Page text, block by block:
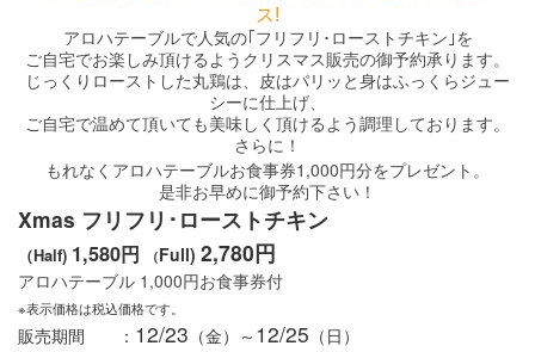
ス!
アロハテーブルで人気の｢フリフリ･ローストチキン｣を
ご自宅でお楽しみ頂けるようクリスマス販売の御予約承ります。
じっくりローストした丸鶏は、皮はパリッと身はふっくらジュー
シーに仕上げ、
ご自宅で温めて頂いても美味しく頂けるよう調理しております。
さらに！
もれなくアロハテーブルお食事券1,000 円分をプレゼント。
是非お早めに御予約下さい！
Xmas フリフリ･ローストチキン
（Half) 1,580円 （Full) 2,780円
アロハテーブル 1,000 円 お食事券付
※表示価格は税込価格です。
販売期間 ： 12/23 （金）～ 12/25 （日）